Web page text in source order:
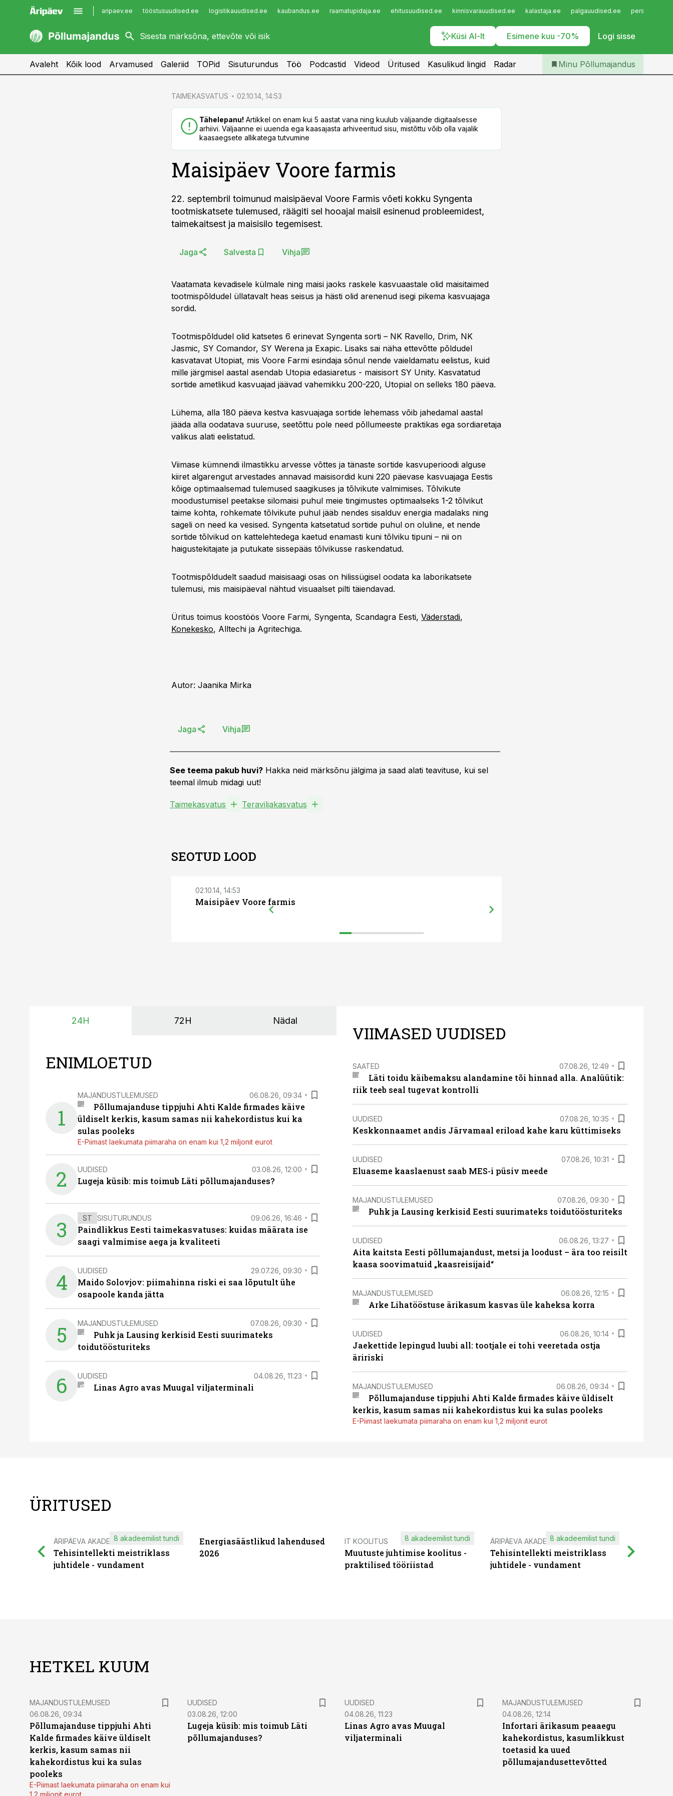
aripaev.ee tööstusuudised.ee logistikauudised.ee kaubandus.ee raamatupidaja.ee ehitusuudised.ee kinnisvarauudised.ee kalastaja.ee palgauudised.ee
Küsi AI-lt Esimene kuu -70% Logi sisse
kaubandus.ee
kinnisvarauudised.ee
imelineajalugu.ee
Infopank
Iseteenindus
Telli Põllumajandus
Avaleht Kõik lood Arvamused Galeriid TOPid Sisuturundus Töö Podcastid Videod Üritused Kasulikud lingid Radar Minu Põllumajandus
TAIMEKASVATUS 02.10.14, 14:53
Tähelepanu! Artikkel on enam kui 5 aastat vana ning kuulub väljaande digitaalsesse
arhiivi. Väljaanne ei uuenda ega kaasajasta arhiveeritud sisu, mistõttu võib olla vajalik
kaasaegsete allikatega tutvumine
Maisipäev Voore farmis
22. septembril toimunud maisipäeval Voore Farmis võeti kokku Syngenta
tootmiskatsete tulemused, räägiti sel hooajal maisil esinenud probleemidest,
taimekaitsest ja maisisilo tegemisest.
Jaga Salvesta Vihja
Vaatamata kevadisele külmale ning maisi jaoks raskele kasvuaastale olid maisitaimed
tootmispõldudel üllatavalt heas seisus ja hästi olid arenenud isegi pikema kasvuajaga
sordid.
Tootmispõldudel olid katsetes 6 erinevat Syngenta sorti – NK Ravello, Drim, NK
Jasmic, SY Comandor, SY Werena ja Exapic. Lisaks sai näha ettevõtte põldudel
kasvatavat Utopiat, mis Voore Farmi esindaja sõnul nende vaieldamatu eelistus, kuid
mille järgmisel aastal asendab Utopia edasiaretus - maisisort SY Unity. Kasvatatud
sortide ametlikud kasvuajad jäävad vahemikku 200-220, Utopial on selleks 180 päeva.
Lühema, alla 180 päeva kestva kasvuajaga sortide lehemass võib jahedamal aastal
jääda alla oodatava suuruse, seetõttu pole need põllumeeste praktikas ega sordiaretaja
valikus alati eelistatud.
Viimase kümnendi ilmastikku arvesse võttes ja tänaste sortide kasvuperioodi alguse
kiiret algarengut arvestades annavad maisisordid kuni 220 päevase kasvuajaga Eestis
kõige optimaalsemad tulemused saagikuses ja tõlvikute valmimises. Tõlvikute
moodustumisel peetakse silomaisi puhul meie tingimustes optimaalseks 1-2 tõlvikut
taime kohta, rohkemate tõlvikute puhul jääb nendes sisalduv energia madalaks ning
sageli on need ka vesised. Syngenta katsetatud sortide puhul on oluline, et nende
sortide tõlvikud on kattelehtedega kaetud enamasti kuni tõlviku tipuni – nii on
haigustekitajate ja putukate sissepääs tõlvikusse raskendatud.
Tootmispõldudelt saadud maisisaagi osas on hilissügisel oodata ka laborikatsete
tulemusi, mis maisipäeval nähtud visuaalset pilti täiendavad.
Üritus toimus koostöös Voore Farmi, Syngenta, Scandagra Eesti, Väderstadi,
Konekesko, Alltechi ja Agritechiga.
Autor: Jaanika Mirka
Jaga Vihja
See teema pakub huvi? Hakka neid märksõnu jälgima ja saad alati teavituse, kui sel
teemal ilmub midagi uut!
Taimekasvatus Teraviljakasvatus
SEOTUD LOOD
02.10.14, 14:53
Maisipäev Voore farmis
24H 72H Nädal
ENIMLOETUD
1
MAJANDUSTULEMUSED 06.08.26, 09:34
Põllumajanduse tippjuhi Ahti Kalde firmades käive
üldiselt kerkis, kasum samas nii kahekordistus kui ka
sulas pooleks
E-Piimast laekumata piimaraha on enam kui 1,2 miljonit eurot
2 UUDISED 03.08.26, 12:00
Lugeja küsib: mis toimub Läti põllumajanduses?
3 ST SISUTURUNDUS 09.06.26, 16:46
Paindlikkus Eesti taimekasvatuses: kuidas määrata ise
saagi valmimise aega ja kvaliteeti
4 UUDISED 29.07.26, 09:30
Maido Solovjov: piimahinna riski ei saa lõputult ühe
osapoole kanda jätta
5 MAJANDUSTULEMUSED 07.08.26, 09:30
Puhk ja Lausing kerkisid Eesti suurimateks
toidutöösturiteks
6 UUDISED 04.08.26, 11:23
Linas Agro avas Muugal viljaterminali
VIIMASED UUDISED
SAATED 07.08.26, 12:49
Läti toidu käibemaksu alandamine tõi hinnad alla. Analüütik:
riik teeb seal tugevat kontrolli
UUDISED 07.08.26, 10:35
Keskkonnaamet andis Järvamaal eriload kahe karu küttimiseks
UUDISED 07.08.26, 10:31
Eluaseme kaaslaenust saab MES-i püsiv meede
MAJANDUSTULEMUSED 07.08.26, 09:30
Puhk ja Lausing kerkisid Eesti suurimateks toidutöösturiteks
UUDISED 06.08.26, 13:27
Aita kaitsta Eesti põllumajandust, metsi ja loodust – ära too reisilt
kaasa soovimatuid „kaasreisijaid“
MAJANDUSTULEMUSED 06.08.26, 12:15
Arke Lihatööstuse ärikasum kasvas üle kaheksa korra
UUDISED 06.08.26, 10:14
Jaekettide lepingud luubi all: tootjale ei tohi veeretada ostja
äririski
MAJANDUSTULEMUSED 06.08.26, 09:34
Põllumajanduse tippjuhi Ahti Kalde firmades käive üldiselt
kerkis, kasum samas nii kahekordistus kui ka sulas pooleks
E-Piimast laekumata piimaraha on enam kui 1,2 miljonit eurot
ÜRITUSED
ÄRIPÄEVA AKADEEMIA
Tehisintellekti meistriklass
juhtidele - vundament
8 akadeemilist tundi
Energiasäästlikud lahendused
2026
IT KOOLITUS
Muutuste juhtimise koolitus -
praktilised tööriistad
8 akadeemilist tundi ÄRIPÄEVA AKADEEMIA
Tehisintellekti meistriklass
juhtidele - vundament
8 akadeemilist tundi
HETKEL KUUM
MAJANDUSTULEMUSED
06.08.26, 09:34
Põllumajanduse tippjuhi Ahti
Kalde firmades käive üldiselt
kerkis, kasum samas nii
kahekordistus kui ka sulas
pooleks
E-Piimast laekumata piimaraha on enam kui
1,2 miljonit eurot
UUDISED
03.08.26, 12:00
Lugeja küsib: mis toimub Läti
põllumajanduses?
UUDISED
04.08.26, 11:23
Linas Agro avas Muugal
viljaterminali
MAJANDUSTULEMUSED
04.08.26, 12:14
Infortari ärikasum peaaegu
kahekordistus, kasumlikkust
toetasid ka uued
põllumajandusettevõtted